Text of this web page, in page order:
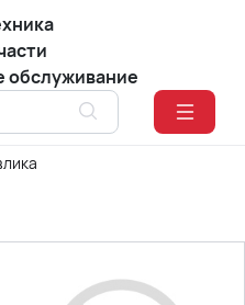
обслуживание